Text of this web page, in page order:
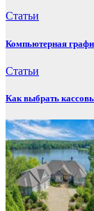
Статьи
Компьютерная
Статьи
Как выбрать